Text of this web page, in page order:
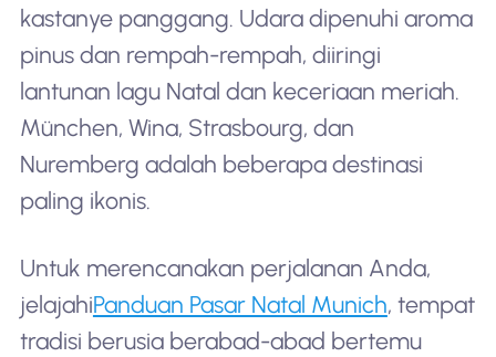
kastanye panggang. Udara dipenuhi aroma
pinus dan rempah-rempah, diiringi
lantunan lagu Natal dan keceriaan meriah.
München, Wina, Strasbourg, dan
Nuremberg adalah beberapa destinasi
paling ikonis.
Untuk merencanakan perjalanan Anda,
jelajahiPanduan Pasar Natal Munich, tempat
tradisi berusia berabad-abad bertemu